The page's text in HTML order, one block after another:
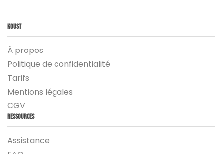
Koust
À propos
Politique de confidentialité
Tarifs
Mentions légales
CGV
Ressources
Assistance